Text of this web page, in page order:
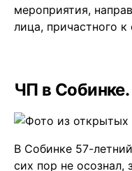
мероприятия,
лица, причастного
ЧП в Собинке.
В Собинке 57-
сих пор не осознал,